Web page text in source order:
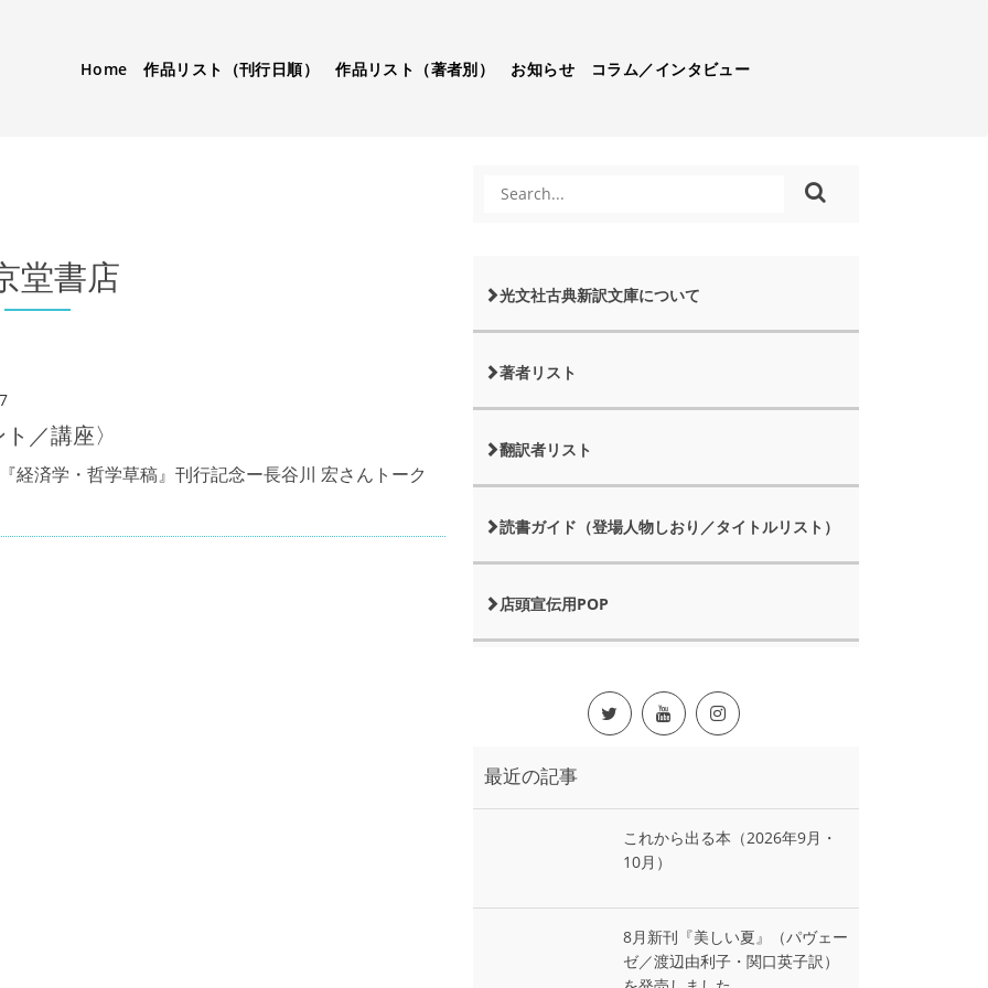
Home 作品リスト（刊行日順） 作品リスト（著者別） お知らせ コラム／インタビュー
堂書店
／講座〉
経済学・哲学草稿』刊行記念ー長谷川 宏さんトーク
光文社古典新訳文庫について
著者リスト
翻訳者リスト
読書ガイド（登場人物しおり／タイトルリスト）
店頭宣伝用POP
最近の記事
これから出る本（2026年9月・
10月）
8月新刊『美しい夏』（パヴェー
ゼ／渡辺由利子・関口英子訳）